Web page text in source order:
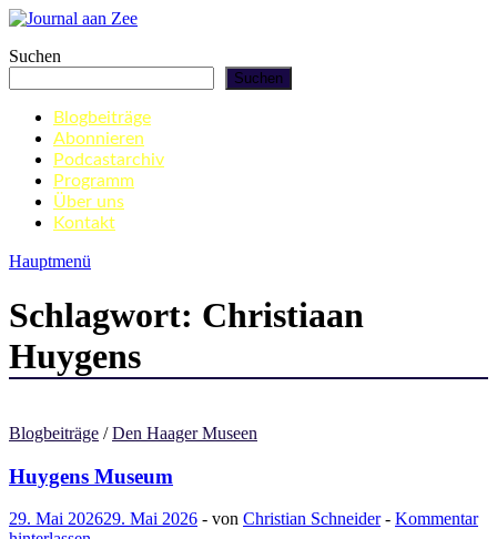
Zum
springen
Journal aan Zee
Suchen
Suchen
Blogbeiträge
Abonnieren
Podcastarchiv
Programm
Über uns
Kontakt
Hauptmenü
Schlagwort: Christiaan
Huygens
Blogbeiträge /Den Haager Museen
Huygens Museum
29. Mai 202629. Mai 2026 - von Christian Schneider- Kommentar